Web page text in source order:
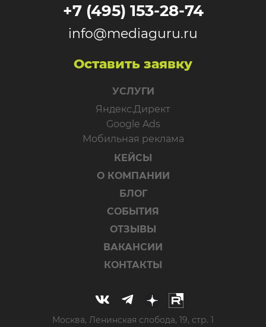
+7 (495) 153-28-74
info@mediaguru.ru
Оставить заявку
УСЛУГИ
Яндекс.Директ
Google Ads
Мобильная реклама
КЕЙСЫ
О КОМПАНИИ
БЛОГ
СОБЫТИЯ
ОТЗЫВЫ
ВАКАНСИИ
КОНТАКТЫ
Москва, Ленинская слобода, 19, стр. 1